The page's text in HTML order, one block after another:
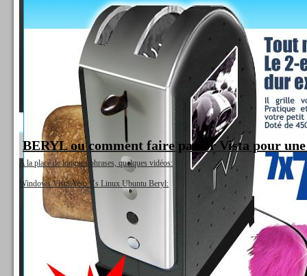
BERYL ou comment faire passer Vista pour
A la place de longues phrases, quelques vidéos:
Windows Vista Aero Vs Linux Ubuntu Beryl: